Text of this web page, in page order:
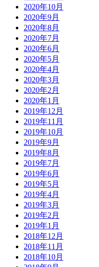
2020年10月
2020年9月
2020年8月
2020年7月
2020年6月
2020年5月
2020年4月
2020年3月
2020年2月
2020年1月
2019年12月
2019年11月
2019年10月
2019年9月
2019年8月
2019年7月
2019年6月
2019年5月
2019年4月
2019年3月
2019年2月
2019年1月
2018年12月
2018年11月
2018年10月